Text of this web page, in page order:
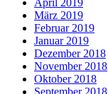
März 2019
Februar 2019
Januar 2019
Dezember 2018
November 2018
Oktober 2018
September 2018